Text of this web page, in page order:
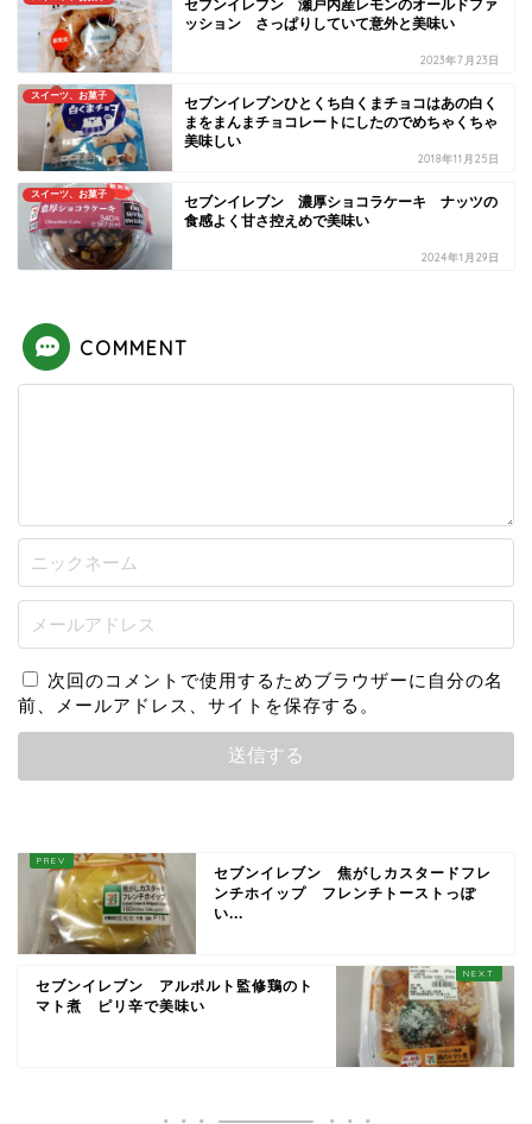
セブンイレブン 瀬戸内産レモンのオールドファ
ッション さっぱりしていて意外と美味い
2023年7月23日
スイーツ、お菓子
セブンイレブンひとくち白くまチョコはあの白く
まをまんまチョコレートにしたのでめちゃくちゃ
美味しい
2018年11月25日
スイーツ、お菓子
セブンイレブン 濃厚ショコラケーキ ナッツの
食感よく甘さ控えめで美味い
2024年1月29日
COMMENT
次回のコメントで使用するためブラウザーに自分の名
前、メールアドレス、サイトを保存する。
セブンイレブン 焦がしカスタードフレ
ンチホイップ フレンチトーストっぽ
い...
セブンイレブン アルポルト監修鶏のト
マト煮 ピリ辛で美味い